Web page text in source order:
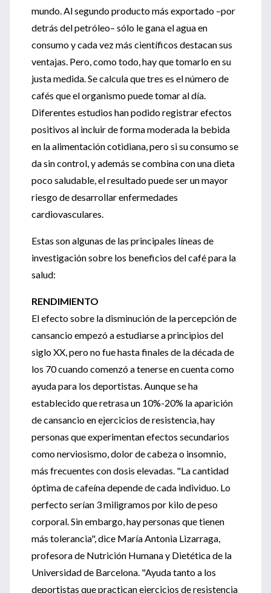
mundo. Al segundo producto más exportado –por
detrás del petróleo– sólo le gana el agua en
consumo y cada vez más científicos destacan sus
ventajas. Pero, como todo, hay que tomarlo en su
justa medida. Se calcula que tres es el número de
cafés que el organismo puede tomar al día.
Diferentes estudios han podido registrar efectos
positivos al incluir de forma moderada la bebida
en la alimentación cotidiana, pero si su consumo se
da sin control, y además se combina con una dieta
poco saludable, el resultado puede ser un mayor
riesgo de desarrollar enfermedades
cardiovasculares.
Estas son algunas de las principales líneas de
investigación sobre los beneficios del café para la
salud:
RENDIMIENTO
El efecto sobre la disminución de la percepción de
cansancio empezó a estudiarse a principios del
siglo XX, pero no fue hasta finales de la década de
los 70 cuando comenzó a tenerse en cuenta como
ayuda para los deportistas. Aunque se ha
establecido que retrasa un 10%-20% la aparición
de cansancio en ejercicios de resistencia, hay
personas que experimentan efectos secundarios
como nerviosismo, dolor de cabeza o insomnio,
más frecuentes con dosis elevadas. "La cantidad
óptima de cafeína depende de cada individuo. Lo
perfecto serían 3 miligramos por kilo de peso
corporal. Sin embargo, hay personas que tienen
más tolerancia", dice María Antonia Lizarraga,
profesora de Nutrición Humana y Dietética de la
Universidad de Barcelona. "Ayuda tanto a los
deportistas que practican ejercicios de resistencia